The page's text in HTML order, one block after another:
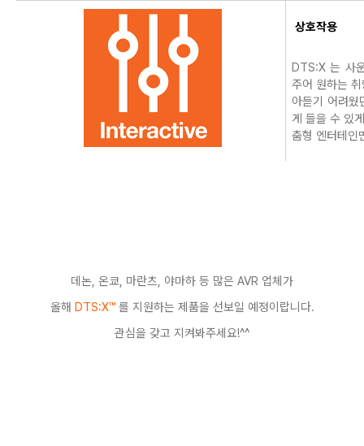
상호작용
DTS:X 는 사
주어 원하는
아듣기 어려
게 들을 수 있
춤형 엔터테인
데논, 온쿄, 마란츠, 야마하 등 많은 AVR 업체가
올해 DTS:X™를 지원하는 제품을 선보일 예정이랍니다.
관심을 갖고 지켜봐주세요!^^